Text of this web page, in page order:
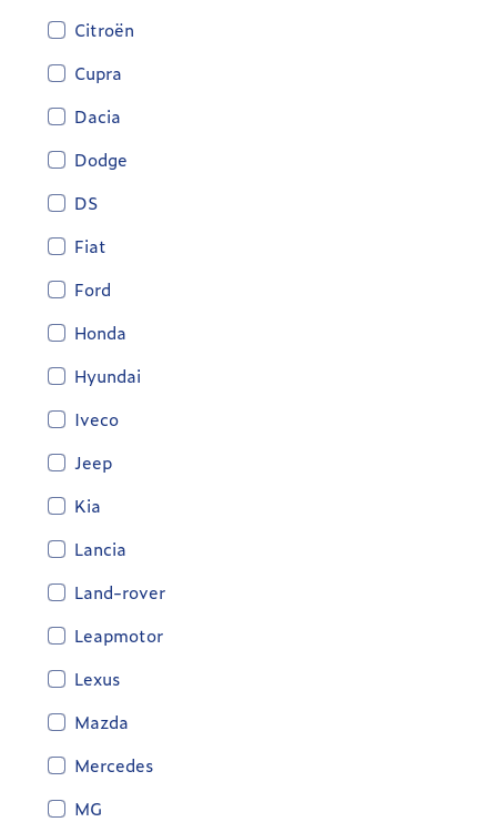
Citroën
Cupra
Dacia
Dodge
DS
Fiat
Ford
Honda
Hyundai
Iveco
Jeep
Kia
Lancia
Land-rover
Leapmotor
Lexus
Mazda
Mercedes
MG